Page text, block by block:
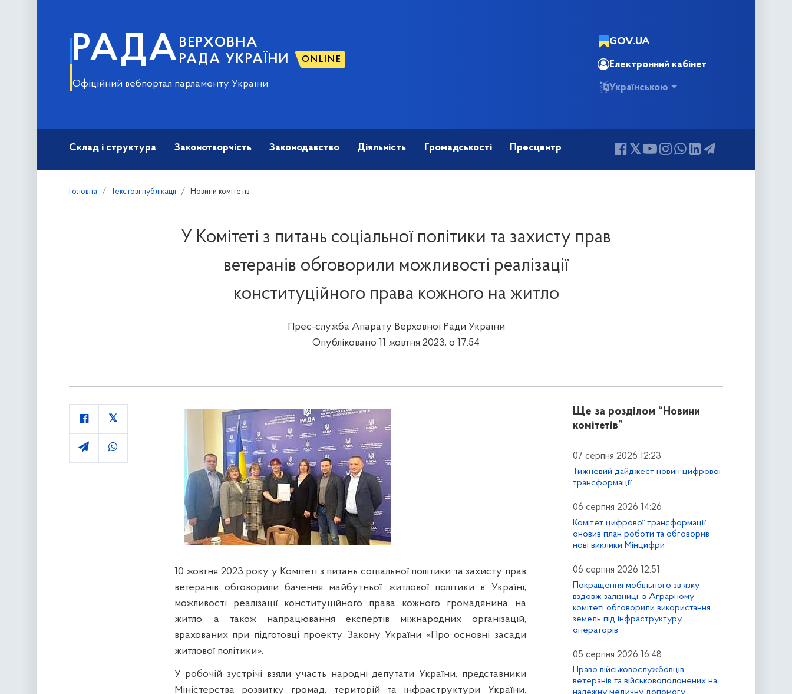
РАДА ВЕРХОВНА
РАДА УКРАЇНИ
ONLINE
Офіційний вебпортал парламенту України
GOV.UA
Електронний кабінет
Українською
Склад і структура Законотворчість Законодавство Діяльність Громадськості Пресцентр
Головна Текстові публікації Новини комітетів
У Комітеті з питань соціальної політики та захисту прав
ветеранів обговорили можливості реалізації
конституційного права кожного на житло
Прес-служба Апарату Верховної Ради України
Опубліковано 11 жовтня 2023, о 17:54
10 жовтня 2023 року у Комітеті з питань соціальної політики та захисту прав
ветеранів обговорили бачення майбутньої житлової політики в Україні,
можливості реалізації конституційного права кожного громадянина на
житло, а також напрацювання експертів міжнародних організацій,
врахованих при підготовці проекту Закону України «Про основні засади
житлової політики».
У робочій зустрічі взяли участь народні депутати України, представники
Міністерства розвитку громад, територій та інфраструктури України,
Ще за розділом “Новини
комітетів”
07 серпня 2026 12:23
Тижневий дайджест новин цифрової
трансформації
06 серпня 2026 14:26
Комітет цифрової трансформації
оновив план роботи та обговорив
нові виклики Мінцифри
06 серпня 2026 12:51
Покращення мобільного зв’язку
вздовж залізниці: в Аграрному
комітеті обговорили використання
земель під інфраструктуру
операторів
05 серпня 2026 16:48
Право військовослужбовців,
ветеранів та військовополонених на